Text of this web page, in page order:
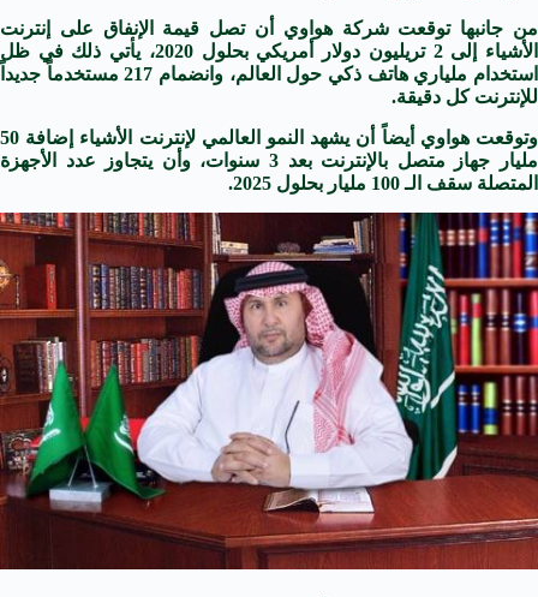
من جانبها توقعت شركة هواوي أن تصل قيمة الإنفاق على إنترنت
الأشياء إلى 2 تريليون دولار أمريكي بحلول 2020، يأتي ذلك في ظل
استخدام ملياري هاتف ذكي حول العالم، وانضمام 217 مستخدماً جديداً
للإنترنت كل دقيقة.
وتوقعت هواوي أيضاً أن يشهد النمو العالمي لإنترنت الأشياء إضافة 50
مليار جهاز متصل بالإنترنت بعد 3 سنوات، وأن يتجاوز عدد الأجهزة
المتصلة سقف الـ 100 مليار بحلول 2025.